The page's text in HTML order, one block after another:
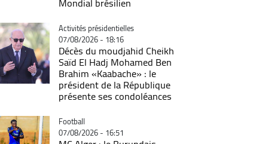
Catégorie
Activités présidentielles
07/08/2026 - 18:16
Décès du moudjahid Cheikh
Saïd El Hadj Mohamed Ben
Brahim «Kaabache» : le
président de la République
présente ses condoléances
Catégorie
Football
07/08/2026 - 16:51